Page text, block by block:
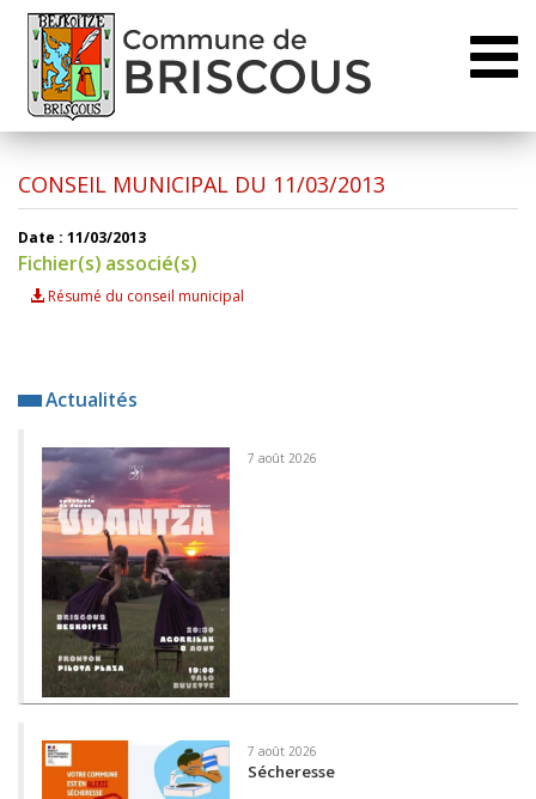
CONSEIL MUNICIPAL DU 11/03/2013
Date : 11/03/2013
Fichier(s) associé(s)
Résumé du conseil municipal
Actualités
7 août 2026
7 août 2026
Sécheresse